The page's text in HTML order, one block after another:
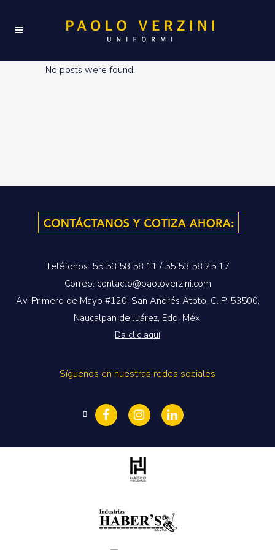
No posts were found.
Teléfonos: 55 53 58 58 11 / 55 53 58 25 17
Correo: contacto@paoloverzini.com
Av. Primero de Mayo #120, San Andrés Atoto, C. P. 53500,
Naucalpan de Juárez, Edo. Méx.
Da clic aquí
Síguenos en nuestras redes sociales